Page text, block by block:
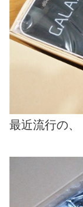
最近流行の、